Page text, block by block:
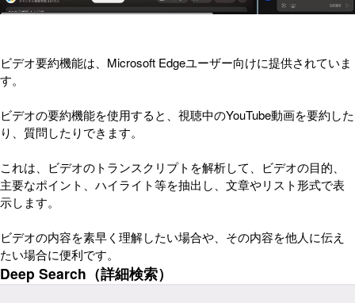
ビデオ要約機能は、Microsoft Edgeユーザー向けに提供されていま
す。
ビデオの要約機能を使用すると、視聴中のYouTube動画を要約した
り、質問したりできます。
これは、ビデオのトランスクリプトを解析して、ビデオの目的、
主要なポイント、ハイライト等を抽出し、文章やリスト形式で表
示します。
ビデオの内容を素早く理解したい場合や、その内容を他人に伝え
たい場合に便利です。
Deep Search（詳細検索）